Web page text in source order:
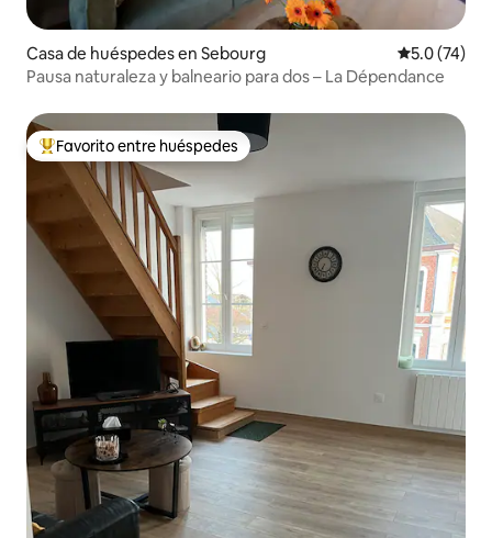
Casa de huéspedes en Sebourg Calificación
5.0 (74)
Pausa naturaleza y balneario para dos – La Dépendance
Favorito entre huéspedes preferido
Favorito entre huéspedes